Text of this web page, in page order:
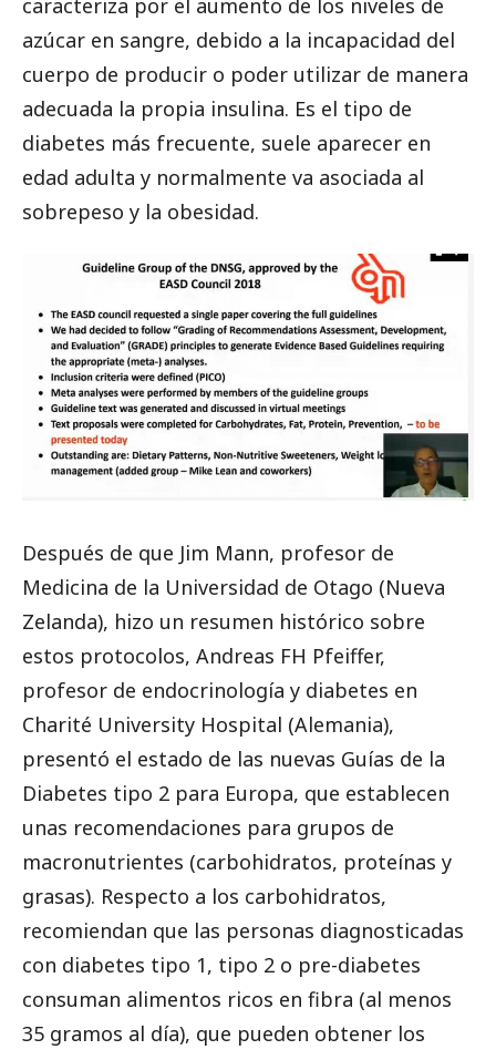
caracteriza por el aumento de los niveles de
azúcar en sangre, debido a la incapacidad del
cuerpo de producir o poder utilizar de manera
adecuada la propia insulina. Es el tipo de
diabetes más frecuente, suele aparecer en
edad adulta y normalmente va asociada al
sobrepeso y la obesidad.
Después de que Jim Mann, profesor de
Medicina de la Universidad de Otago (Nueva
Zelanda), hizo un resumen histórico sobre
estos protocolos, Andreas FH Pfeiffer,
profesor de endocrinología y diabetes en
Charité University Hospital (Alemania),
presentó el estado de las nuevas Guías de la
Diabetes tipo 2 para Europa, que establecen
unas recomendaciones para grupos de
macronutrientes (carbohidratos, proteínas y
grasas). Respecto a los carbohidratos,
recomiendan que las personas diagnosticadas
con diabetes tipo 1, tipo 2 o pre-diabetes
consuman alimentos ricos en fibra (al menos
35 gramos al día), que pueden obtener los